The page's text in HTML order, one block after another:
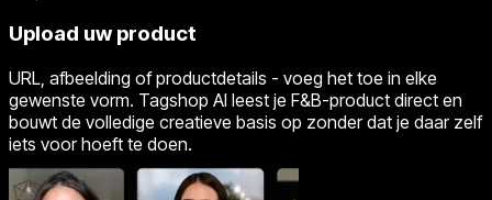
Upload uw product
URL, afbeelding of productdetails - voeg het toe in elke
gewenste vorm. Tagshop AI leest je F&B-product direct en
bouwt de volledige creatieve basis op zonder dat je daar zelf
iets voor hoeft te doen.